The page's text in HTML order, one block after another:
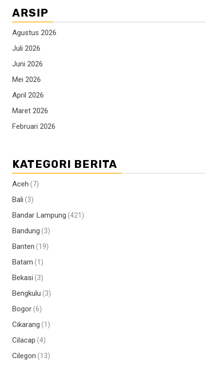
ARSIP
Agustus 2026
Juli 2026
Juni 2026
Mei 2026
April 2026
Maret 2026
Februari 2026
KATEGORI BERITA
Aceh (7)
Bali (3)
Bandar Lampung (421)
Bandung (3)
Banten (19)
Batam (1)
Bekasi (3)
Bengkulu (3)
Bogor(6)
Cikarang (1)
Cilacap (4)
Cilegon (13)